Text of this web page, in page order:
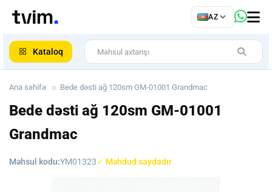
AZ
Kataloq
Ana səhifə Bede dəsti ağ 120sm GM-01001 Grandmac
Bede dəsti ağ 120sm GM-01001
Grandmac
Məhsul kodu:YM01323✓ Məhdud saydadır